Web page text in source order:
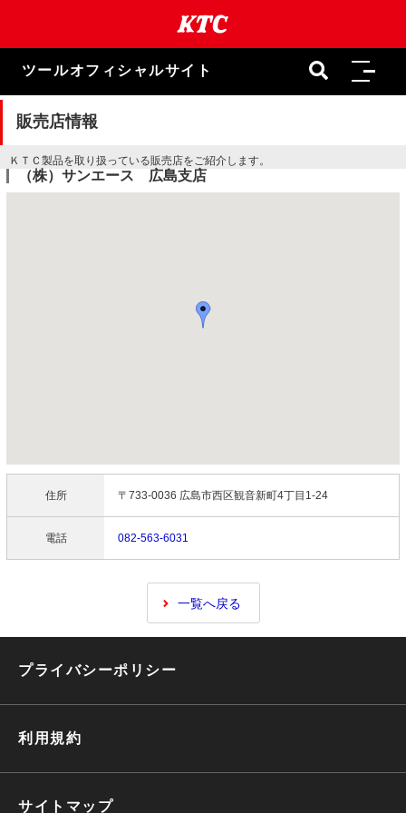
ま
キ
ツールオフィシャルサイト
販売店情報
ＫＴＣ製品を取り扱っている販売店をご紹介します。
（株）サンエース 広島支店
住所 〒733-0036 広島市西区観音新町4丁目1-24
電話 082-563-6031
一覧へ戻る
プライバシーポリシー
利用規約
サイトマップ